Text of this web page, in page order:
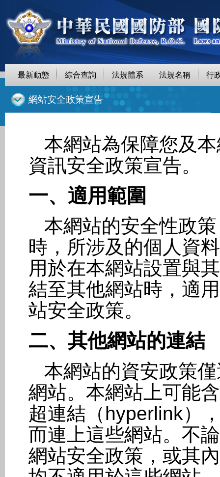
最新動態 綜合查詢 法規體系 法規名稱 行
網站安全政策宣告
本網站為保障您及
資訊安全政策宣告。
一、適用範圍
本網站的安全性政
時，所涉及的個人資
用於在本網站設置與
結至其他網站時，適
站安全政策。
二、其他網站的連結
本網站的資安政策
網站。本網站上可能
超連結（hyperlink）
而連上這些網站。不
網站安全政策，或其